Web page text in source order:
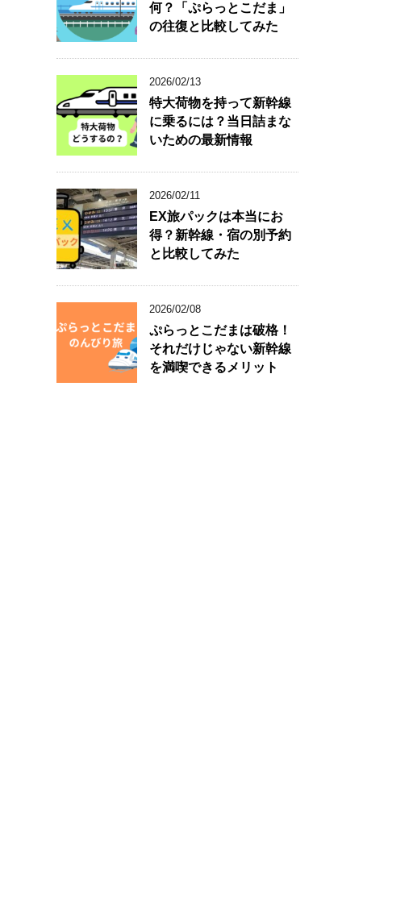
何？「ぷらっとこだま」
の往復と比較してみた
2026/02/13
特大荷物を持って新幹線
に乗るには？当日詰まな
いための最新情報
2026/02/11
EX旅パックは本当にお
得？新幹線・宿の別予約
と比較してみた
2026/02/08
ぷらっとこだまは破格！
それだけじゃない新幹線
を満喫できるメリット